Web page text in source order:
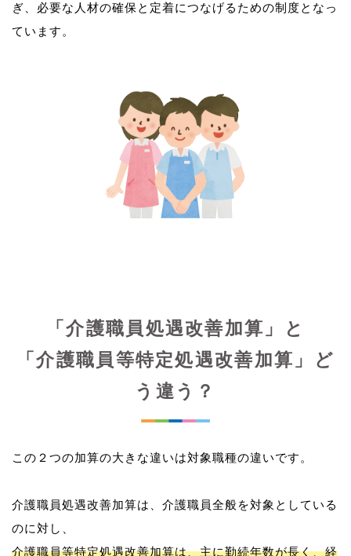
ぎ、必要な人材の確保と定着につなげるための制度となっ
ています。
「介護職員処遇改善加算」と
「介護職員等特定処遇改善加算」ど
う違う？
この２つの加算の大きな違いは対象職種の違いです。
介護職員処遇改善加算は、介護職員全般を対象としている
介護職員等特定処遇改善加算は、主に勤続年数が長く、経